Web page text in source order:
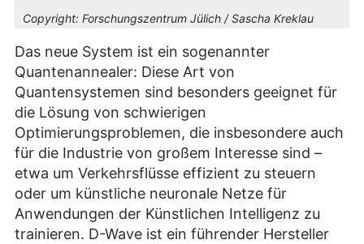
Copyright: Forschungszentrum Jülich / Sascha Kreklau
Das neue System ist ein sogenannter
Quantenannealer: Diese Art von
Quantensystemen sind besonders geeignet für
die Lösung von schwierigen
Optimierungsproblemen, die insbesondere auch
für die Industrie von großem Interesse sind –
etwa um Verkehrsflüsse effizient zu steuern
oder um künstliche neuronale Netze für
Anwendungen der Künstlichen Intelligenz zu
trainieren. D-Wave ist ein führender Hersteller